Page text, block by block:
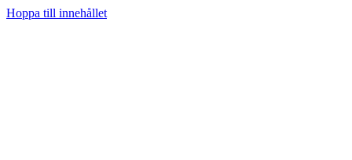
Hoppa till innehållet